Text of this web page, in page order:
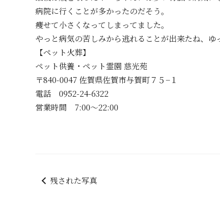
病院に行くことが多かったのだそう。
痩せて小さくなってしまってました。
やっと病気の苦しみから逃れることが出来たね、ゆ
【ペット火葬】
ペット供養・ペット霊園 慈光苑
〒840-0047 佐賀県佐賀市与賀町７５−１
電話 0952-24-6322
営業時間 7:00～22:00
残された写真